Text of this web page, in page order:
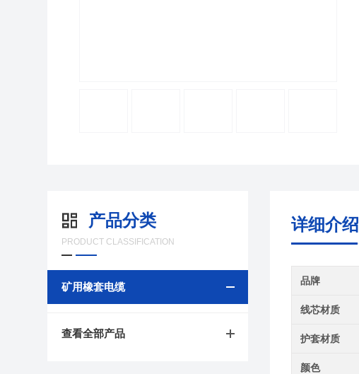
产品分类
PRODUCT CLASSIFICATION
矿用橡套电缆
查看全部产品
详细介绍
品牌
线芯材质
护套材质
颜色